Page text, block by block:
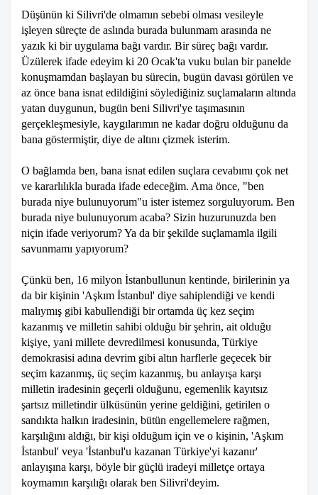
Düşünün ki Silivri'de olmamın sebebi olması vesileyle
işleyen süreçte de aslında burada bulunmam arasında ne
yazık ki bir uygulama bağı vardır. Bir süreç bağı vardır.
Üzülerek ifade edeyim ki 20 Ocak'ta vuku bulan bir panelde
konuşmamdan başlayan bu sürecin, bugün davası görülen ve
az önce bana isnat edildiğini söylediğiniz suçlamaların altında
yatan duygunun, bugün beni Silivri'ye taşımasının
gerçekleşmesiyle, kaygılarımın ne kadar doğru olduğunu da
bana göstermiştir, diye de altını çizmek isterim.
O bağlamda ben, bana isnat edilen suçlara cevabımı çok net
ve kararlılıkla burada ifade edeceğim. Ama önce, "ben
burada niye bulunuyorum"u ister istemez sorguluyorum. Ben
burada niye bulunuyorum acaba? Sizin huzurunuzda ben
niçin ifade veriyorum? Ya da bir şekilde suçlamamla ilgili
savunmamı yapıyorum?
Çünkü ben, 16 milyon İstanbullunun kentinde, birilerinin ya
da bir kişinin 'Aşkım İstanbul' diye sahiplendiği ve kendi
malıymış gibi kabullendiği bir ortamda üç kez seçim
kazanmış ve milletin sahibi olduğu bir şehrin, ait olduğu
kişiye, yani millete devredilmesi konusunda, Türkiye
demokrasisi adına devrim gibi altın harflerle geçecek bir
seçim kazanmış, üç seçim kazanmış, bu anlayışa karşı
milletin iradesinin geçerli olduğunu, egemenlik kayıtsız
şartsız milletindir ülküsünün yerine geldiğini, getirilen o
sandıkta halkın iradesinin, bütün engellemelere rağmen,
karşılığını aldığı, bir kişi olduğum için ve o kişinin, 'Aşkım
İstanbul' veya 'İstanbul'u kazanan Türkiye'yi kazanır'
anlayışına karşı, böyle bir güçlü iradeyi milletçe ortaya
koymamın karşılığı olarak ben Silivri'deyim.